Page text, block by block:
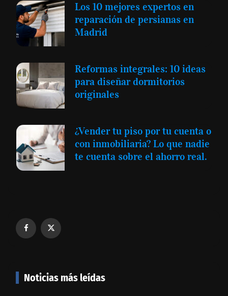
Los 10 mejores expertos en
reparación de persianas en
Madrid
Reformas integrales: 10 ideas
para diseñar dormitorios
originales
¿Vender tu piso por tu cuenta o
con inmobiliaria? Lo que nadie
te cuenta sobre el ahorro real.
Noticias más leídas